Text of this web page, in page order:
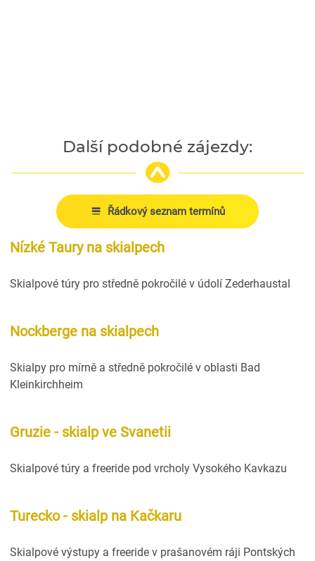
Další podobné zájezdy:
Řádkový seznam termínů
Nízké Taury na skialpech
Skialpové túry pro středně pokročilé v údolí Zederhaustal
Nockberge na skialpech
Skialpy pro mírně a středně pokročilé v oblasti Bad
Kleinkirchheim
Gruzie - skialp ve Svanetii
Skialpové túry a freeride pod vrcholy Vysokého Kavkazu
Turecko - skialp na Kačkaru
Skialpové výstupy a freeride v prašanovém ráji Pontských